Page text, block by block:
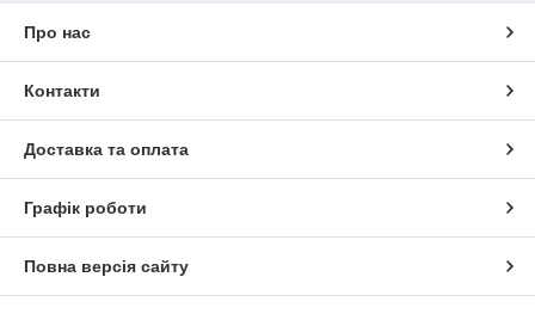
Про нас
Контакти
Доставка та оплата
Графік роботи
Повна версія сайту